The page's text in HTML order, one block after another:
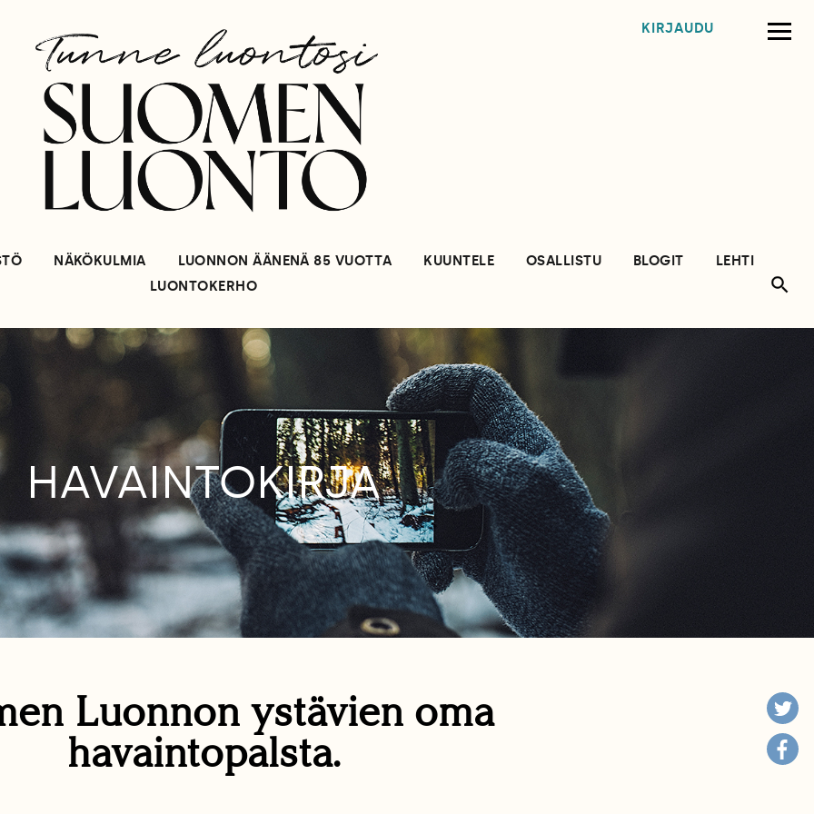
KIRJAUDU
NÄKÖKULMIA LUONNON ÄÄNENÄ 85 VUOTTA KUUNTELE OSALLISTU BLOGIT
LEHTI
LUONTOKERHO
HAVAINTOKIRJA
Luonnon ystävien oma
havaintopalsta.